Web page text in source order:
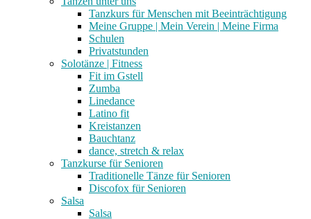
Tanzkurs für Menschen mit Beeinträchtigung
Meine Gruppe | Mein Verein | Meine Firma
Schulen
Privatstunden
Solotänze | Fitness
Fit im Gstell
Zumba
Linedance
Latino fit
Kreistanzen
Bauchtanz
dance, stretch & relax
Tanzkurse für Senioren
Traditionelle Tänze für Senioren
Discofox für Senioren
Salsa
Salsa